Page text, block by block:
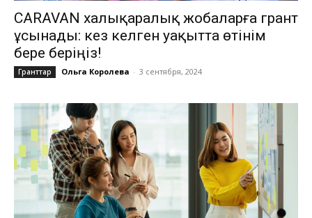
CARAVAN халықаралық жобаларға грант
ұсынады: кез келген уақытта өтінім
бере беріңіз!
Гранттар Ольга Королева - 3 сентября, 2024